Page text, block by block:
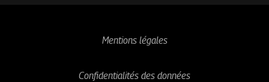
Mentions légales
Confidentialités des données